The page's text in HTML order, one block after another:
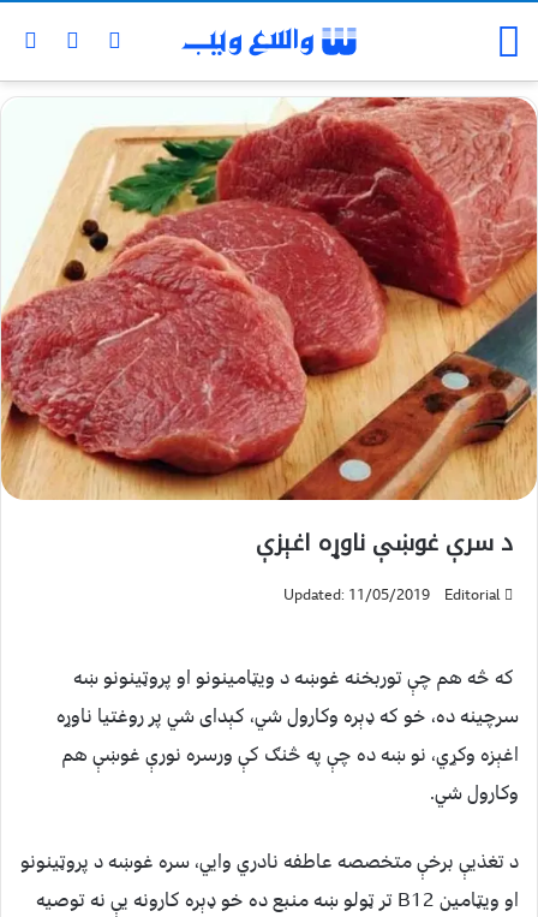
د سرې غوښې ناوړه اغېزې
Editorial
Updated: 11/05/2019
که څه هم چې توربخنه غوښه د ويټامینونو او پروټینونو ښه
سرچینه ده، خو که ډېره وکارول شي، کېدای شي پر روغتیا ناوړه
اغېزه وکړي، نو ښه ده چې په څنګ کې ورسره نورې غوښې هم
وکارول شي.
د تغذیې برخې متخصصه عاطفه نادري وایي، سره غوښه د پروټینونو
او ويټامین B12 تر ټولو ښه منبع ده خو ډېره کارونه یې نه توصیه